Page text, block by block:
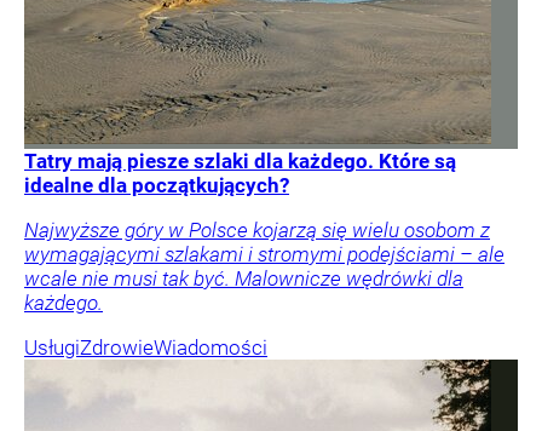
Tatry mają piesze szlaki dla każdego. Które są
idealne dla początkujących?
Najwyższe góry w Polsce kojarzą się wielu osobom z
wymagającymi szlakami i stromymi podejściami – ale
wcale nie musi tak być. Malownicze wędrówki dla
każdego.
UsługiZdrowieWiadomości